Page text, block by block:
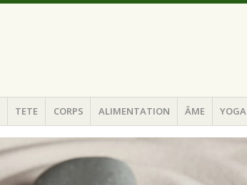
TETE CORPS ALIMENTATION ÂME YOGA